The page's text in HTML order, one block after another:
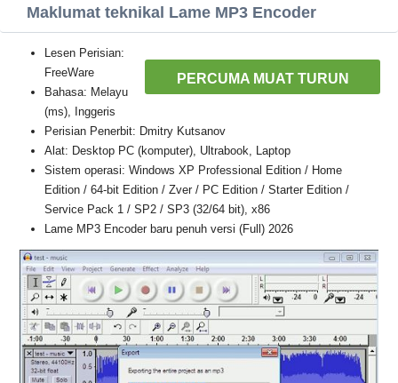
Maklumat teknikal Lame MP3 Encoder
PERCUMA MUAT TURUN
Lesen Perisian:
FreeWare
Bahasa: Melayu
(ms), Inggeris
Perisian Penerbit: Dmitry Kutsanov
Alat: Desktop PC (komputer), Ultrabook, Laptop
Sistem operasi: Windows XP Professional Edition / Home
Edition / 64-bit Edition / Zver / PC Edition / Starter Edition /
Service Pack 1 / SP2 / SP3 (32/64 bit), x86
Lame MP3 Encoder baru penuh versi (Full) 2026